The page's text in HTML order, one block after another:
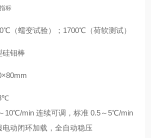
标
（蠕变试验）；1700℃（荷软测试）
硅钼棒
10℃/min 连续可调，标准 0.5～5℃/min
电动闭环加载，全自动稳压